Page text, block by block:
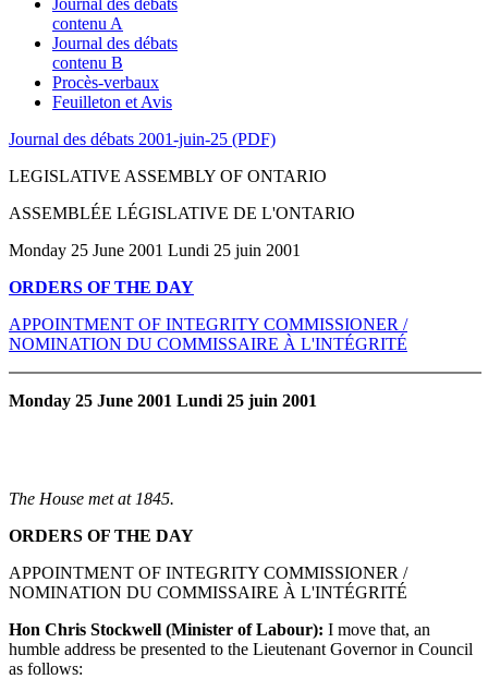
contenu A
Journal des débats
contenu B
Procès-verbaux
Feuilleton et Avis
Journal des débats 2001-juin-25 (PDF)
LEGISLATIVE ASSEMBLY OF ONTARIO
ASSEMBLÉE LÉGISLATIVE DE L'ONTARIO
Monday 25 June 2001 Lundi 25 juin 2001
ORDERS OF THE DAY
APPOINTMENT OF INTEGRITY COMMISSIONER /
NOMINATION DU COMMISSAIRE À L'INTÉGRITÉ
Monday 25 June 2001 Lundi 25 juin 2001
The House met at 1845.
ORDERS OF THE DAY
APPOINTMENT OF INTEGRITY COMMISSIONER /
NOMINATION DU COMMISSAIRE À L'INTÉGRITÉ
Hon Chris Stockwell (Minister of Labour): I move that, an
humble address be presented to the Lieutenant Governor in Council
as follows: